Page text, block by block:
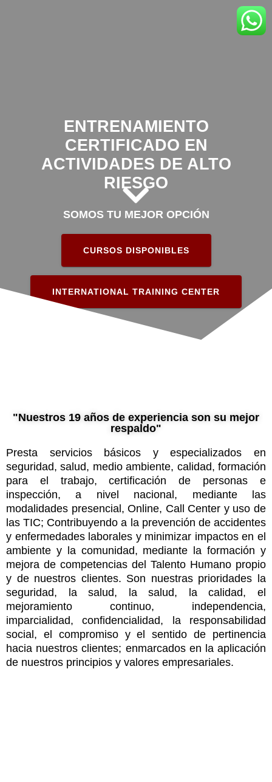
ENTRENAMIENTO
CERTIFICADO EN
ACTIVIDADES DE ALTO
RIESGO
SOMOS TU MEJOR OPCIÓN
CURSOS DISPONIBLES
INTERNATIONAL TRAINING CENTER
"Nuestros 19 años de experiencia son su mejor
respaldo"
Presta servicios básicos y especializados en
seguridad, salud, medio ambiente, calidad, formación
para el trabajo, certificación de personas e
inspección, a nivel nacional, mediante las
modalidades presencial, Online, Call Center y uso de
las TIC; Contribuyendo a la prevención de accidentes
y enfermedades laborales y minimizar impactos en el
ambiente y la comunidad, mediante la formación y
mejora de competencias del Talento Humano propio
y de nuestros clientes. Son nuestras prioridades la
seguridad, la salud, la salud, la calidad, el
mejoramiento continuo, independencia,
imparcialidad, confidencialidad, la responsabilidad
social, el compromiso y el sentido de pertinencia
hacia nuestros clientes; enmarcados en la aplicación
de nuestros principios y valores empresariales.